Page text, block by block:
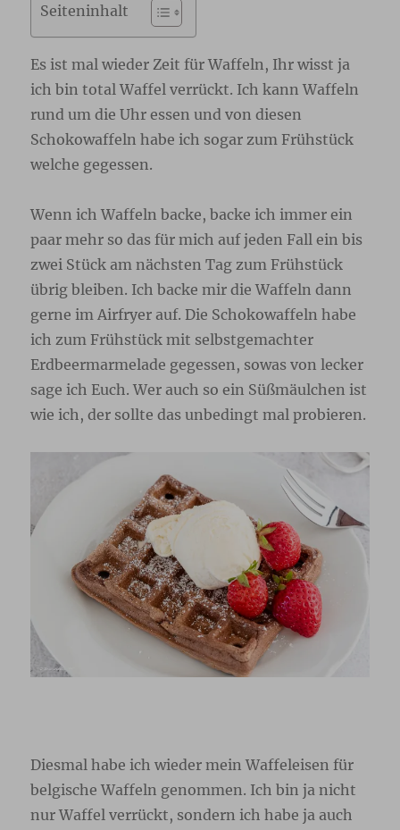
Seiteninhalt
Es ist mal wieder Zeit für Waffeln, Ihr wisst ja
ich bin total Waffel verrückt. Ich kann Waffeln
rund um die Uhr essen und von diesen
Schokowaffeln habe ich sogar zum Frühstück
welche gegessen.
Wenn ich Waffeln backe, backe ich immer ein
paar mehr so das für mich auf jeden Fall ein bis
zwei Stück am nächsten Tag zum Frühstück
übrig bleiben. Ich backe mir die Waffeln dann
gerne im Airfryer auf. Die Schokowaffeln habe
ich zum Frühstück mit selbstgemachter
Erdbeermarmelade gegessen, sowas von lecker
sage ich Euch. Wer auch so ein Süßmäulchen ist
wie ich, der sollte das unbedingt mal probieren.
Diesmal habe ich wieder mein Waffeleisen für
belgische Waffeln genommen. Ich bin ja nicht
nur Waffel verrückt, sondern ich habe ja auch